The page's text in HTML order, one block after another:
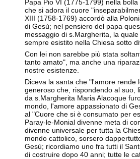
Papa Pio VI (1775-1799) nella
che si adora il cuore
XIII (1758-1769) accordò alla
di Gesù; nel pensiero del papa
messaggio di s.Margherita, la
sempre esistito nella Chiesa sotto
Con lei non sarebbe più stata
tanto amato", ma anche una
nostre esistenze.
Diceva la santa che "l'amore
generoso che, rispondendo al suo,
da s.Margherita Maria Alacoque
mondo, l'amore appassionato di
al "Cuore che si è consumato per
Paray-le-Monial divenne meta di
divenne universale per tutta la
mondo cattolico, sorsero
Gesù; ricordiamo uno fra tutti il
di costruire dopo 40 anni; tutte le